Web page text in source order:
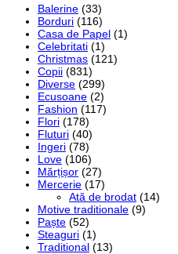
Balerine (33)
Borduri (116)
Casa de Papel (1)
Celebritati (1)
Christmas (121)
Copii (831)
Diverse (299)
Ecusoane (2)
Fashion (117)
Flori (178)
Fluturi (40)
Ingeri (78)
Love (106)
Mărțișor (27)
Mercerie (17)
Ată de brodat (14)
Motive traditionale (9)
Paște (52)
Steaguri (1)
Traditional (13)